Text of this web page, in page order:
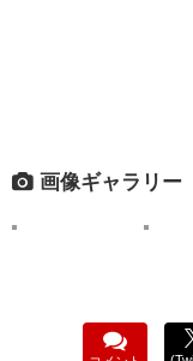
画像ギャラリー